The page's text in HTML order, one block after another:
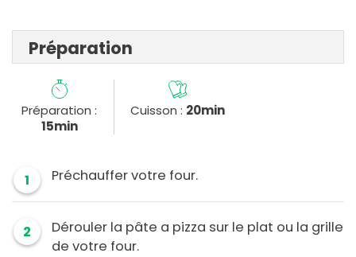
Préparation
Préparation :
15min
Cuisson : 20min
1 Préchauffer votre four.
2
Dérouler la pâte a pizza sur le plat ou la grille
de votre four.